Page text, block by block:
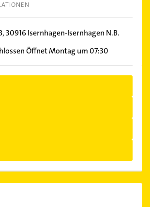
30916Isernhagen-Isernhagen N.B.
Öffnet Montag um 07:30